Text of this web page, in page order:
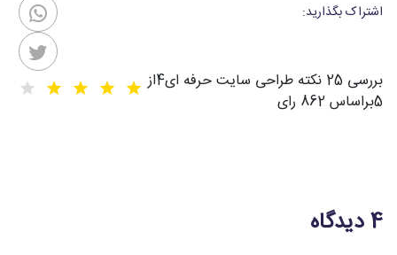
اشتراک بگذارید:
بررسی 25 نکته طراحی سایت حرفه ای 4از
5براساس862 رای
4 دیدگاه